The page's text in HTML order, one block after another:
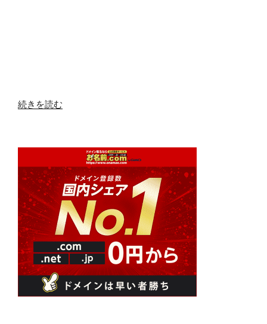
“地
生
最
適
な、
ノ
マ
ド
ラ
イ
続きを読む